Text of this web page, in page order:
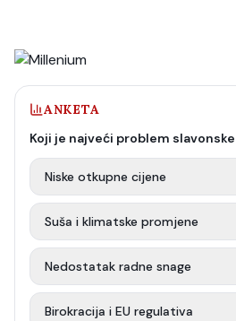
ANKETA
Koji je najveći problem
Niske otkupne cijene
Suša i klimatske promjene
Nedostatak radne snage
Birokracija i EU regulativa